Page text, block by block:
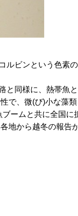
ビンという色素
同様に、熱帯魚
で、微(び)小な藻
ームと共に全国に
地から越冬の報告